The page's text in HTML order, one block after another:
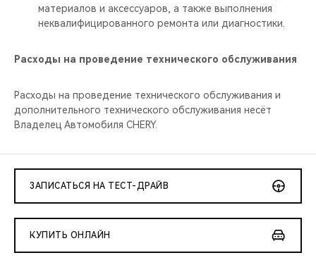
материалов и аксессуаров, а также выполнения
неквалифицированного ремонта или диагностики.
Расходы на проведение технического обслуживания
Расходы на проведение технического обслуживания и
дополнительного технического обслуживания несёт
Владелец Автомобиля CHERY.
ЗАПИСАТЬСЯ НА ТЕСТ-ДРАЙВ
КУПИТЬ ОНЛАЙН